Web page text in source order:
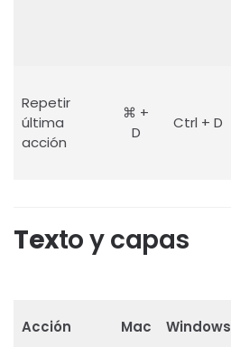
Repetir
última
acción
⌘ +
D
Ctrl + D
Texto y capas
Acción Mac Windows